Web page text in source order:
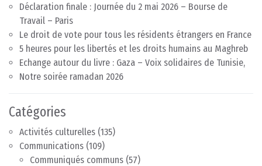
Déclaration finale : Journée du 2 mai 2026 – Bourse de
Travail – Paris
Le droit de vote pour tous les résidents étrangers en France
5 heures pour les libertés et les droits humains au Maghreb
Echange autour du livre : Gaza – Voix solidaires de Tunisie,
Notre soirée ramadan 2026
Catégories
Activités culturelles (135)
Communications (109)
Communiqués communs (57)